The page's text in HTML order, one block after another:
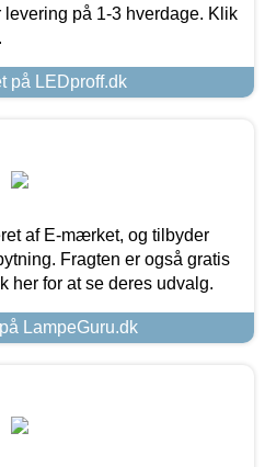
på 1-3 hverdage. Klik
på LEDproff.dk
af E-mærket, og tilbyder
Fragten er også gratis
her for at se deres udvalg.
LampeGuru.dk